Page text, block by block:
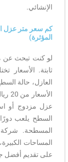
الإنشائي.
كم سعر متر عزل
المؤثرة)
لو كنت تبحث عن
ثابتة. الأسعار
العازل، حالة
عزل مزدوج أو
السطح يلعب
المسطحة.
المساحات
على تقديم أفضل